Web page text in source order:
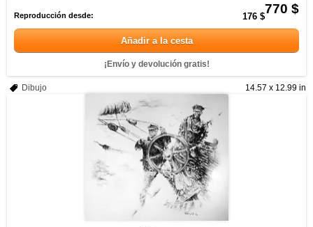
770 $
Reproducción desde: 176 $
Añadir a la cesta
¡Envío y devolución gratis!
14.57 x 12.99 in
Dibujo